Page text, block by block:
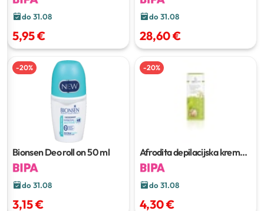
do 31.08
5,95 €
do 31.08
28,60 €
-20%
Bionsen Deo roll on50 ml
do 31.08
3,15 €
-20%
Afrodita depilacijska krema
za lice i bikini
do 31.08
4,30 €